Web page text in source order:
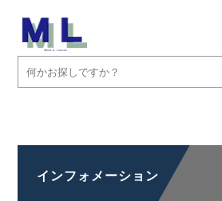
インフォメーション